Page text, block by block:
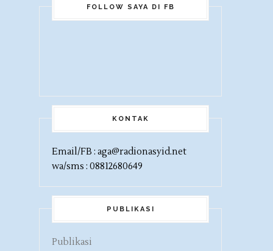
FOLLOW SAYA DI FB
KONTAK
Email/FB : aga@radionasyid.net
wa/sms : 08812680649
PUBLIKASI
Publikasi